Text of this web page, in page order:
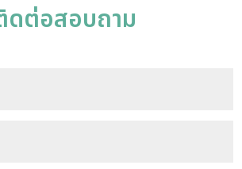
ดต่อสอบถาม